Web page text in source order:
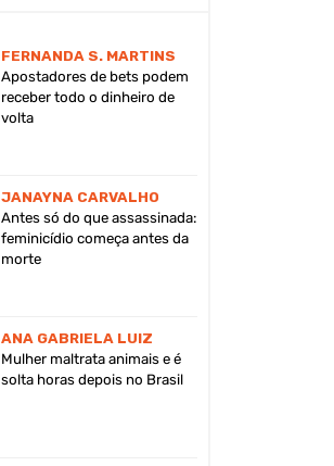
FERNANDA S. MARTINS
Apostadores de bets podem
receber todo o dinheiro de
volta
JANAYNA CARVALHO
Antes só do que assassinada:
feminicídio começa antes da
morte
ANA GABRIELA LUIZ
Mulher maltrata animais e é
solta horas depois no Brasil